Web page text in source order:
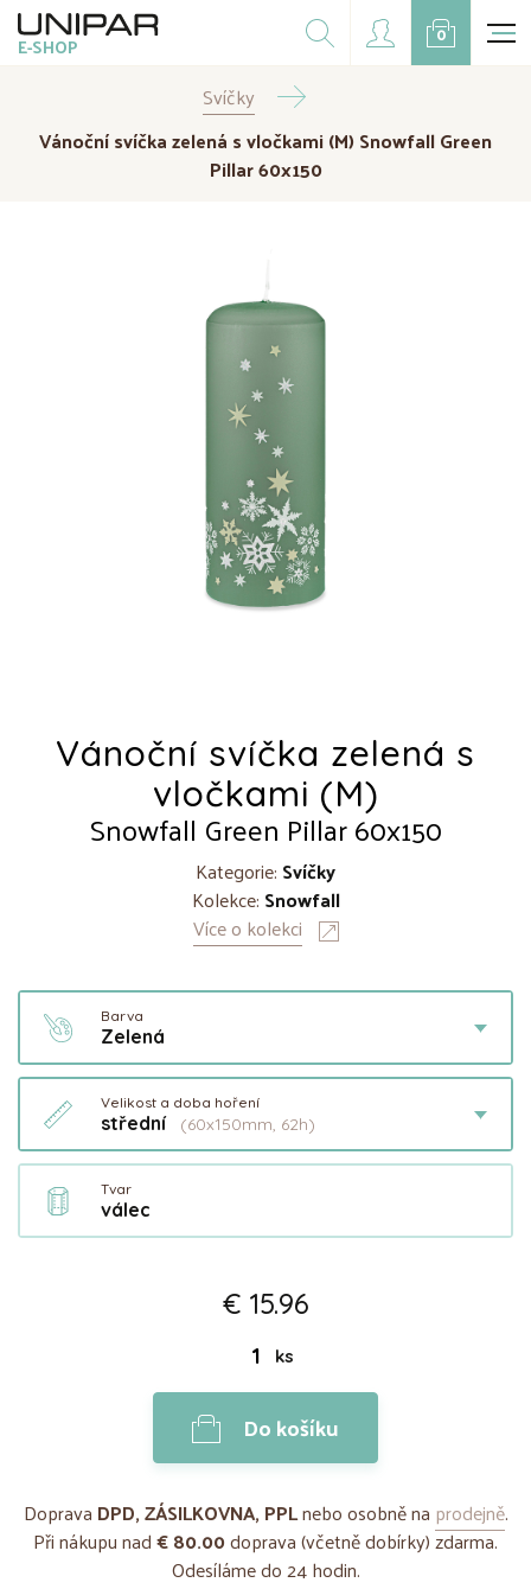
E-SHOP
Dárkové balíčky
Doplňky
Doprodej
CZK EUR
0
Svíčky
Vánoční svíčka zelená s vločkami (M) Snowfall Green
Pillar 60x150
Vánoční svíčka zelená s
vločkami (M)
Snowfall Green Pillar 60x150
Kategorie: Svíčky
Kolekce: Snowfall
Více o kolekci
Barva
Zelená
Velikost a doba hoření
střední (60x150mm, 62h)
Tvar
válec
€ 15.96
ks
Do košíku
Doprava DPD, ZÁSILKOVNA, PPLnebo osobně na prodejně.
Při nákupu nad€ 80.00doprava (včetně dobírky) zdarma.
Odesíláme do 24 hodin.